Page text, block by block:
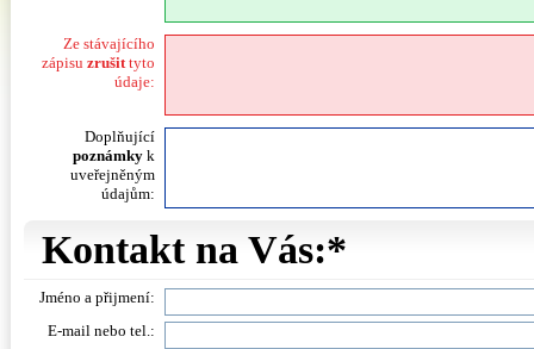
Ze stávajícího
zápisu zrušittyto
údaje:
Doplňující
poznámky k
uveřejněným
údajům:
Kontakt na Vás:*
Jméno a přijmení:
E-mail nebo tel.: